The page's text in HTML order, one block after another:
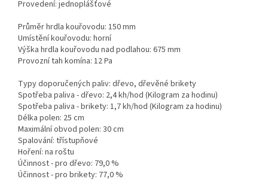
Provedení: jednoplášťové
Průměr hrdla kouřovodu: 150 mm
Umístění kouřovodu: horní
Výška hrdla kouřovodu nad podlahou: 675 mm
Provozní tah komína: 12 Pa
Typy doporučených paliv: dřevo, dřevěné brikety
Spotřeba paliva - dřevo: 2,4 kh/hod (Kilogram za hodinu)
Spotřeba paliva - brikety: 1,7 kh/hod (Kilogram za hodinu)
Délka polen: 25 cm
Maximální obvod polen: 30 cm
Spalování: třístupňové
Hoření: na roštu
Účinnost - pro dřevo: 79,0 %
Účinnost - pro brikety: 77,0 %